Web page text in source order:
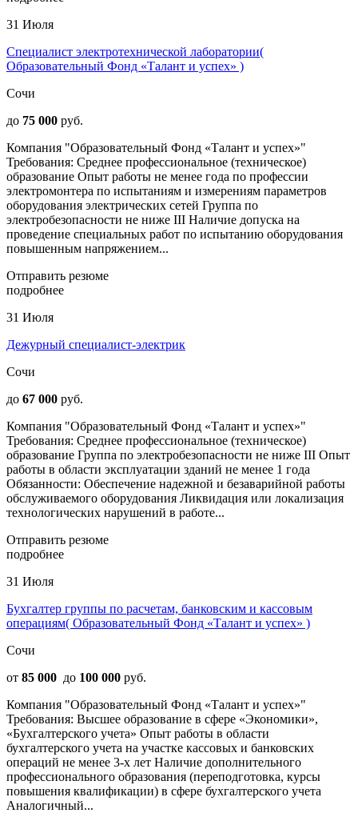
31 Июля
Специалист электротехнической лаборатории(
Образовательный Фонд «Талант и успех» )
Сочи
до 75 000 руб.
Компания "Образовательный Фонд «Талант и успех»"
Требования: Среднее профессиональное (техническое)
образование Опыт работы не менее года по профессии
электромонтера по испытаниям и измерениям параметров
оборудования электрических сетей Группа по
электробезопасности не ниже III Наличие допуска на
проведение специальных работ по испытанию оборудования
повышенным напряжением...
Отправить резюме
подробнее
31 Июля
Дежурный специалист-электрик
Сочи
до 67 000 руб.
Компания "Образовательный Фонд «Талант и успех»"
Требования: Среднее профессиональное (техническое)
образование Группа по электробезопасности не ниже III Опыт
работы в области эксплуатации зданий не менее 1 года
Обязанности: Обеспечение надежной и безаварийной работы
обслуживаемого оборудования Ликвидация или локализация
технологических нарушений в работе...
Отправить резюме
подробнее
31 Июля
Бухгалтер группы по расчетам, банковским и кассовым
операциям( Образовательный Фонд «Талант и успех» )
Сочи
от 85 000 до 100 000 руб.
Компания "Образовательный Фонд «Талант и успех»"
Требования: Высшее образование в сфере «Экономики»,
«Бухгалтерского учета» Опыт работы в области
бухгалтерского учета на участке кассовых и банковских
операций не менее 3-х лет Наличие дополнительного
профессионального образования (переподготовка, курсы
повышения квалификации) в сфере бухгалтерского учета
Аналогичный...